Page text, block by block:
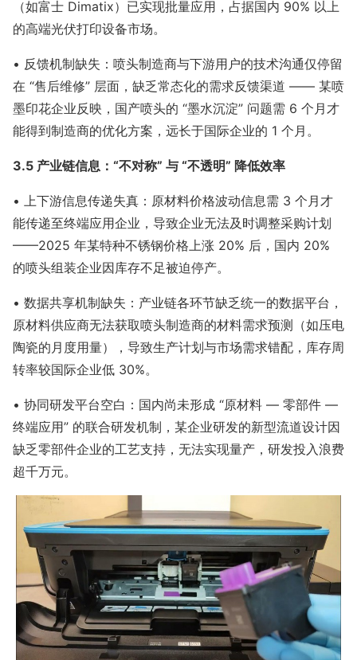
（如富士 Dimatix）已实现批量应用，占据国内 90% 以上
的高端光伏打印设备市场。
• 反馈机制缺失：喷头制造商与下游用户的技术沟通仅停留
在 “售后维修” 层面，缺乏常态化的需求反馈渠道 —— 某喷
墨印花企业反映，国产喷头的 “墨水沉淀” 问题需 6 个月才
能得到制造商的优化方案，远长于国际企业的 1 个月。
3.5 产业链信息：“不对称” 与 “不透明” 降低效率
• 上下游信息传递失真：原材料价格波动信息需 3 个月才
能传递至终端应用企业，导致企业无法及时调整采购计划
——2025 年某特种不锈钢价格上涨 20% 后，国内 20%
的喷头组装企业因库存不足被迫停产。
• 数据共享机制缺失：产业链各环节缺乏统一的数据平台，
原材料供应商无法获取喷头制造商的材料需求预测（如压电
陶瓷的月度用量），导致生产计划与市场需求错配，库存周
转率较国际企业低 30%。
• 协同研发平台空白：国内尚未形成 “原材料 — 零部件 —
终端应用” 的联合研发机制，某企业研发的新型流道设计因
缺乏零部件企业的工艺支持，无法实现量产，研发投入浪费
超千万元。